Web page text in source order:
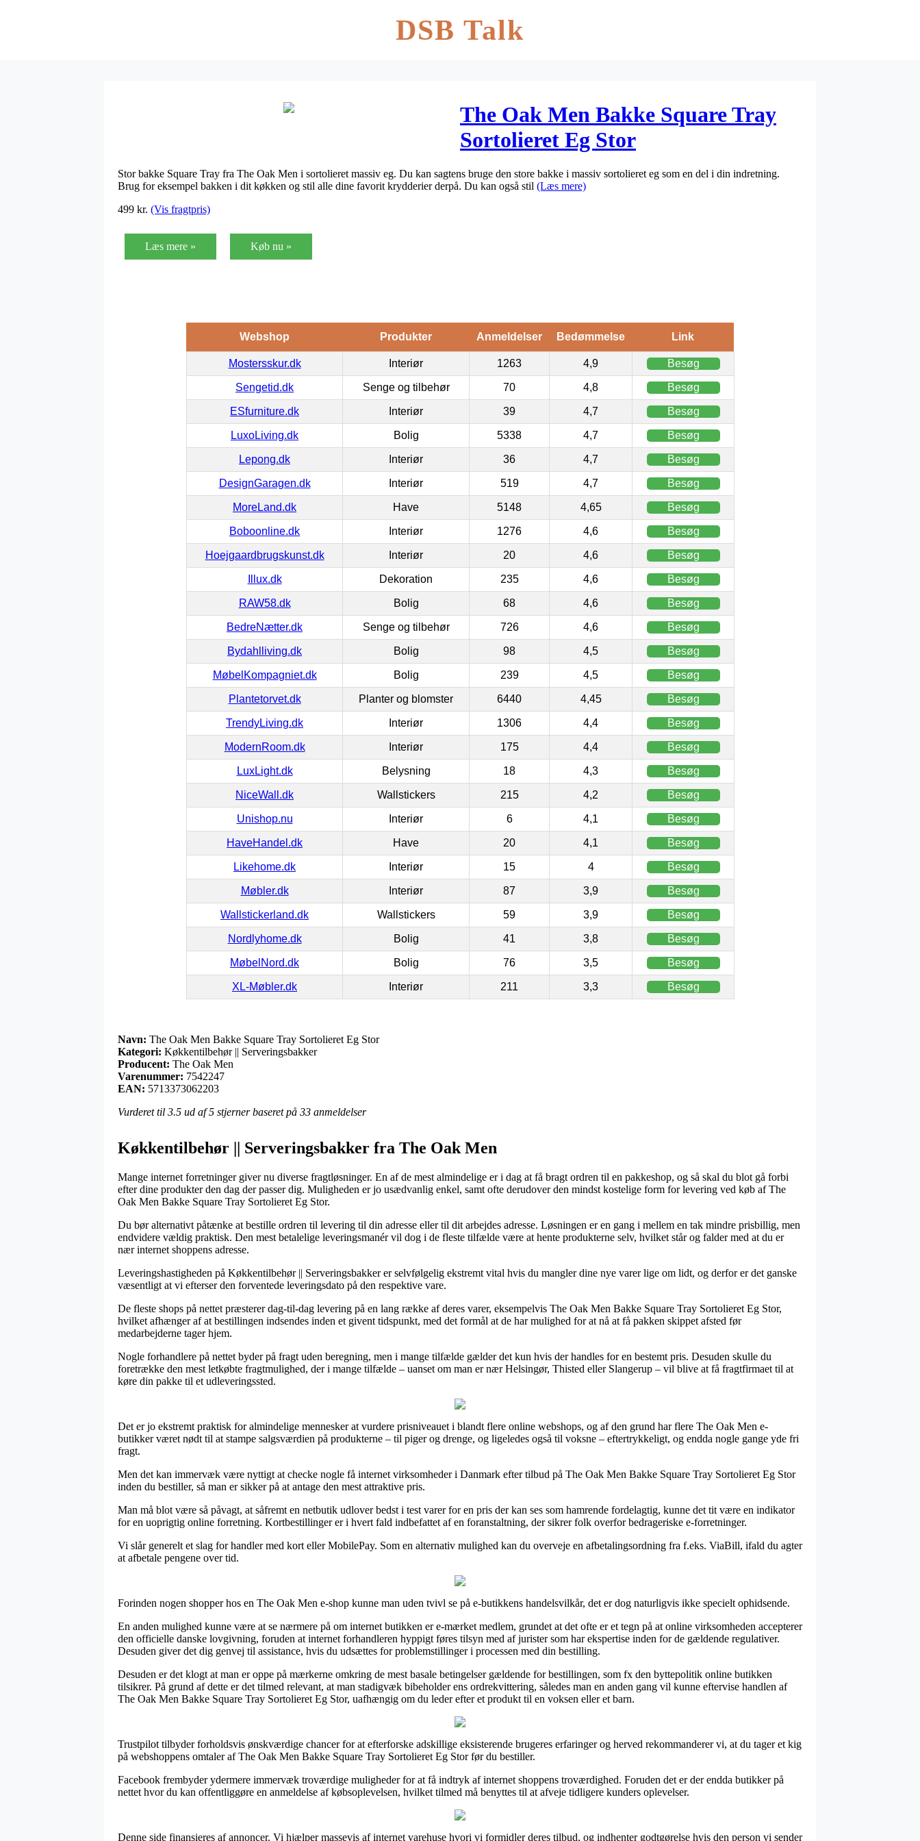
DSB Talk
The Oak Men Bakke Square Tray
Sortolieret Eg Stor
Stor bakke Square Tray fra The Oak Men i sortolieret massiv eg. Du kan sagtens bruge den store bakke i massiv sortolieret eg som en del i din indretning.
Brug for eksempel bakken i dit køkken og stil alle dine favorit krydderier derpå. Du kan også stil (Læs mere)
499 kr. (Vis fragtpris)
Læs mere » Køb nu »
Webshop Produkter Anmeldelser Bedømmelse Link
Mostersskur.dk Interiør 1263 4,9 Besøg
Sengetid.dk Senge og tilbehør 70 4,8 Besøg
ESfurniture.dk Interiør 39 4,7 Besøg
LuxoLiving.dk Bolig 5338 4,7 Besøg
Lepong.dk Interiør 36 4,7 Besøg
DesignGaragen.dk Interiør 519 4,7 Besøg
MoreLand.dk Have 5148 4,65 Besøg
Boboonline.dk Interiør 1276 4,6 Besøg
Hoejgaardbrugskunst.dk Interiør 20 4,6 Besøg
Illux.dk Dekoration 235 4,6 Besøg
RAW58.dk Bolig 68 4,6 Besøg
BedreNætter.dk Senge og tilbehør 726 4,6 Besøg
Bydahlliving.dk Bolig 98 4,5 Besøg
MøbelKompagniet.dk Bolig 239 4,5 Besøg
Plantetorvet.dk Planter og blomster 6440 4,45 Besøg
TrendyLiving.dk Interiør 1306 4,4 Besøg
ModernRoom.dk Interiør 175 4,4 Besøg
LuxLight.dk Belysning 18 4,3 Besøg
NiceWall.dk Wallstickers 215 4,2 Besøg
Unishop.nu Interiør 6 4,1 Besøg
HaveHandel.dk Have 20 4,1 Besøg
Likehome.dk Interiør 15 4 Besøg
Møbler.dk Interiør 87 3,9 Besøg
Wallstickerland.dk Wallstickers 59 3,9 Besøg
Nordlyhome.dk Bolig 41 3,8 Besøg
MøbelNord.dk Bolig 76 3,5 Besøg
XL-Møbler.dk Interiør 211 3,3 Besøg
Navn: The Oak Men Bakke Square Tray Sortolieret Eg Stor
Kategori: Køkkentilbehør || Serveringsbakker
Producent: The Oak Men
Varenummer: 7542247
EAN: 5713373062203
Vurderet til 3.5 ud af 5 stjerner baseret på 33 anmeldelser
Køkkentilbehør || Serveringsbakker fra The Oak Men
Mange internet forretninger giver nu diverse fragtløsninger. En af de mest almindelige er i dag at få bragt ordren til en pakkeshop, og så skal du blot gå forbi
efter dine produkter den dag der passer dig. Muligheden er jo usædvanlig enkel, samt ofte derudover den mindst kostelige form for levering ved køb af The
Oak Men Bakke Square Tray Sortolieret Eg Stor.
Du bør alternativt påtænke at bestille ordren til levering til din adresse eller til dit arbejdes adresse. Løsningen er en gang i mellem en tak mindre prisbillig, men
endvidere vældig praktisk. Den mest betalelige leveringsmanér vil dog i de fleste tilfælde være at hente produkterne selv, hvilket står og falder med at du er
nær internet shoppens adresse.
Leveringshastigheden på Køkkentilbehør || Serveringsbakker er selvfølgelig ekstremt vital hvis du mangler dine nye varer lige om lidt, og derfor er det ganske
væsentligt at vi efterser den forventede leveringsdato på den respektive vare.
De fleste shops på nettet præsterer dag-til-dag levering på en lang række af deres varer, eksempelvis The Oak Men Bakke Square Tray Sortolieret Eg Stor,
hvilket afhænger af at bestillingen indsendes inden et givent tidspunkt, med det formål at de har mulighed for at nå at få pakken skippet afsted før
medarbejderne tager hjem.
Nogle forhandlere på nettet byder på fragt uden beregning, men i mange tilfælde gælder det kun hvis der handles for en bestemt pris. Desuden skulle du
foretrække den mest letkøbte fragtmulighed, der i mange tilfælde – uanset om man er nær Helsingør, Thisted eller Slangerup – vil blive at få fragtfirmaet til at
køre din pakke til et udleveringssted.
Det er jo ekstremt praktisk for almindelige mennesker at vurdere prisniveauet i blandt flere online webshops, og af den grund har flere The Oak Men e-
butikker været nødt til at stampe salgsværdien på produkterne – til piger og drenge, og ligeledes også til voksne – eftertrykkeligt, og endda nogle gange yde fri
fragt.
Men det kan immervæk være nyttigt at checke nogle få internet virksomheder i Danmark efter tilbud på The Oak Men Bakke Square Tray Sortolieret Eg Stor
inden du bestiller, så man er sikker på at antage den mest attraktive pris.
Man må blot være så påvagt, at såfremt en netbutik udlover bedst i test varer for en pris der kan ses som hamrende fordelagtig, kunne det tit være en indikator
for en uoprigtig online forretning. Kortbestillinger er i hvert fald indbefattet af en foranstaltning, der sikrer folk overfor bedrageriske e-forretninger.
Vi slår generelt et slag for handler med kort eller MobilePay. Som en alternativ mulighed kan du overveje en afbetalingsordning fra f.eks. ViaBill, ifald du agter
at afbetale pengene over tid.
Forinden nogen shopper hos en The Oak Men e-shop kunne man uden tvivl se på e-butikkens handelsvilkår, det er dog naturligvis ikke specielt ophidsende.
En anden mulighed kunne være at se nærmere på om internet butikken er e-mærket medlem, grundet at det ofte er et tegn på at online virksomheden accepterer
den officielle danske lovgivning, foruden at internet forhandleren hyppigt føres tilsyn med af jurister som har ekspertise inden for de gældende regulativer.
Desuden giver det dig genvej til assistance, hvis du udsættes for problemstillinger i processen med din bestilling.
Desuden er det klogt at man er oppe på mærkerne omkring de mest basale betingelser gældende for bestillingen, som fx den byttepolitik online butikken
tilsikrer. På grund af dette er det tilmed relevant, at man stadigvæk bibeholder ens ordrekvittering, således man en anden gang vil kunne eftervise handlen af
The Oak Men Bakke Square Tray Sortolieret Eg Stor, uafhængig om du leder efter et produkt til en voksen eller et barn.
Trustpilot tilbyder forholdsvis ønskværdige chancer for at efterforske adskillige eksisterende brugeres erfaringer og herved rekommanderer vi, at du tager et kig
på webshoppens omtaler af The Oak Men Bakke Square Tray Sortolieret Eg Stor før du bestiller.
Facebook frembyder ydermere immervæk troværdige muligheder for at få indtryk af internet shoppens troværdighed. Foruden det er der endda butikker på
nettet hvor du kan offentliggøre en anmeldelse af købsoplevelsen, hvilket tilmed må benyttes til at afveje tidligere kunders oplevelser.
Denne side finansieres af annoncer. Vi hjælper massevis af internet varehuse hvori vi formidler deres tilbud, og indhenter godtgørelse hvis den person vi sender